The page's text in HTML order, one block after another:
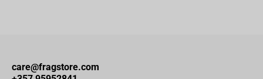
care@fragstore.com